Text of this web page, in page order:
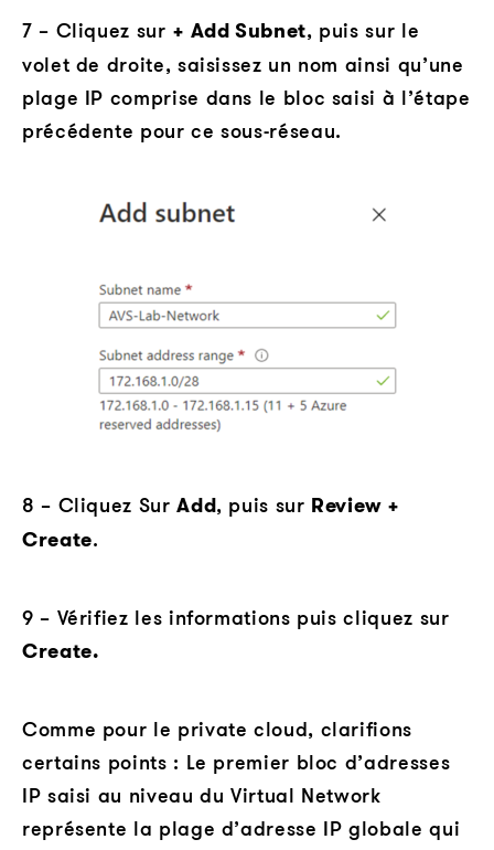
7 – Cliquez sur + Add Subnet, puis sur le
volet de droite, saisissez un nom ainsi qu’une
plage IP comprise dans le bloc saisi à l’étape
précédente pour ce sous-réseau.
8 – Cliquez SurAdd, puis sur Review +
Create.
9 – Vérifiez les informations puis cliquez sur
Create.
Comme pour le private cloud, clarifions
certains points : Le premier bloc d’adresses
IP saisi au niveau du Virtual Network
représente la plage d’adresse IP globale qui